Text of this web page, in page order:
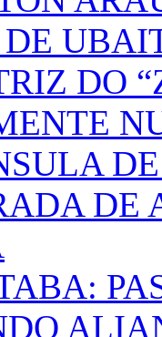
DE
DO
DE